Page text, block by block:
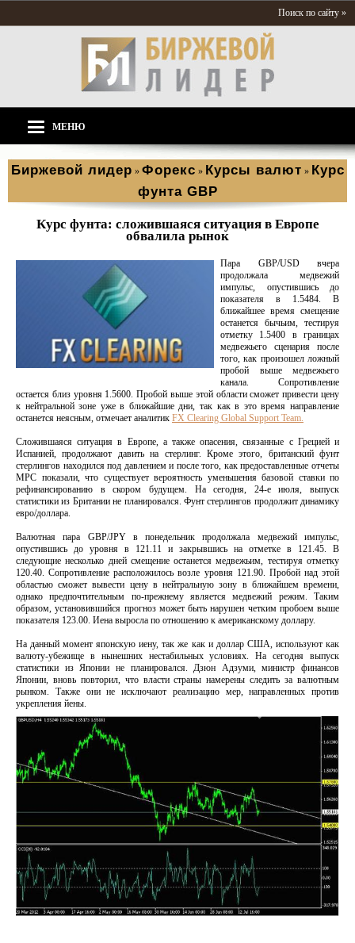
Поиск по сайту »
МЕНЮ
Биржевой лидер » Форекс » Курсы валют » Курс
фунта GBP
Курс фунта: сложившаяся ситуация в Европе
обвалила рынок
Пара GBP/USD вчера
продолжала медвежий
импульс, опустившись до
показателя в 1.5484. В
ближайшее время смещение
останется бычьим, тестируя
отметку 1.5400 в границах
медвежьего сценария после
того, как произошел ложный
пробой выше медвежьего
канала. Сопротивление
остается близ уровня 1.5600. Пробой выше этой области сможет привести цену
к нейтральной зоне уже в ближайшие дни, так как в это время направление
останется неясным, отмечает аналитик FX Clearing Global Support Team.
Сложившаяся ситуация в Европе, а также опасения, связанные с Грецией и
Испанией, продолжают давить на стерлинг. Кроме этого, британский фунт
стерлингов находился под давлением и после того, как предоставленные отчеты
МРС показали, что существует вероятность уменьшения базовой ставки по
рефинансированию в скором будущем. На сегодня, 24-е июля, выпуск
статистики из Британии не планировался. Фунт стерлингов продолжит динамику
евро/доллара.
Валютная пара GBP/JPY в понедельник продолжала медвежий импульс,
опустившись до уровня в 121.11 и закрывшись на отметке в 121.45. В
следующие несколько дней смещение останется медвежьим, тестируя отметку
120.40. Сопротивление расположилось возле уровня 121.90. Пробой над этой
областью сможет вывести цену в нейтральную зону в ближайшем времени,
однако предпочтительным по-прежнему является медвежий режим. Таким
образом, установившийся прогноз может быть нарушен четким пробоем выше
показателя 123.00. Иена выросла по отношению к американскому доллару.
На данный момент японскую иену, так же как и доллар США, используют как
валюту-убежище в нынешних нестабильных условиях. На сегодня выпуск
статистики из Японии не планировался. Дзюн Адзуми, министр финансов
Японии, вновь повторил, что власти страны намерены следить за валютным
рынком. Также они не исключают реализацию мер, направленных против
укрепления йены.